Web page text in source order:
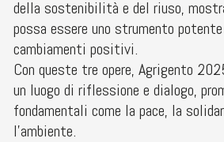
della sostenibilità e del riuso,
possa essere uno strumento
cambiamenti positivi.
Con queste tre opere, Agrigento
un luogo di riflessione e dialogo,
fondamentali come la pace, la
l’ambiente.